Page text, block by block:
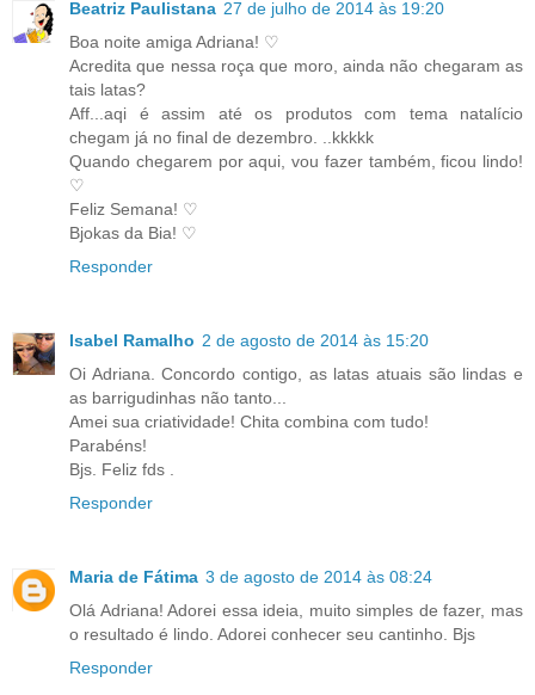
Beatriz Paulistana 27 de julho de 2014 às 19:20
Boa noite amiga Adriana! ♡
Acredita que nessa roça que moro, ainda não chegaram as
tais latas?
Aff...aqi é assim até os produtos com tema natalício
chegam já no final de dezembro. ..kkkkk
Quando chegarem por aqui, vou fazer também, ficou lindo!
♡
Feliz Semana! ♡
Bjokas da Bia! ♡
Responder
Isabel Ramalho 2 de agosto de 2014 às 15:20
Oi Adriana. Concordo contigo, as latas atuais são lindas e
as barrigudinhas não tanto...
Amei sua criatividade! Chita combina com tudo!
Parabéns!
Bjs. Feliz fds .
Responder
Maria de Fátima 3 de agosto de 2014 às 08:24
Olá Adriana! Adorei essa ideia, muito simples de fazer, mas
o resultado é lindo. Adorei conhecer seu cantinho. Bjs
Responder